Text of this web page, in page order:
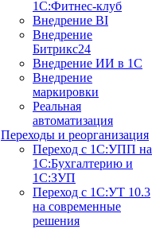
1С:Фитнес-клуб
Внедрение BI
Внедрение
Битрикс24
Внедрение ИИ в 1С
Внедрение
маркировки
Реальная
автоматизация
Переходы и реорганизация
Переход с 1С:УПП на
1С:Бухгалтерию и
1С:ЗУП
Переход с 1С:УТ 10.3
на современные
решения